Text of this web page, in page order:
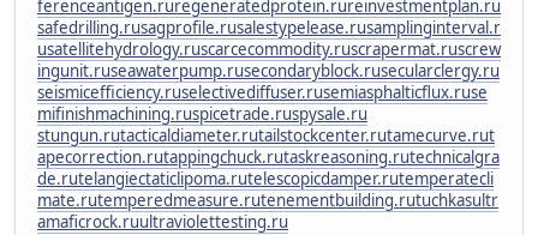
ferenceantigen.ruregeneratedprotein.rureinvestmentplan.ru
safedrilling.rusagprofile.rusalestypelease.rusamplinginterval.r
usatellitehydrology.ruscarcecommodity.ruscrapermat.ruscrew
ingunit.ruseawaterpump.rusecondaryblock.rusecularclergy.ru
seismicefficiency.ruselectivediffuser.rusemiasphalticflux.ruse
mifinishmachining.ruspicetrade.ruspysale.ru
stungun.rutacticaldiameter.rutailstockcenter.rutamecurve.rut
apecorrection.rutappingchuck.rutaskreasoning.rutechnicalgra
de.rutelangiectaticlipoma.rutelescopicdamper.rutemperatecli
mate.rutemperedmeasure.rutenementbuilding.rutuchkasultr
amaficrock.ruultraviolettesting.ru